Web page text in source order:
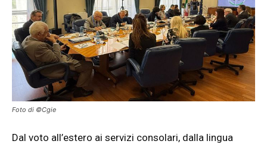
Foto di ©Cgie
Dal voto all’estero ai servizi consolari, dalla lingua